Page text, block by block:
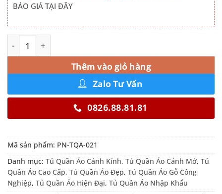
BÁO GIÁ TẠI ĐÂY
Tủ Quần Áo Hiện Đại Cao Cấp Đẹp PN-TQA-021 số lượng
Thêm vào giỏ hàng
Alternative:
Zalo Tư Vấn
0826.88.81.81
Mã sản phẩm: PN-TQA-021
Danh mục: Tủ Quần Áo Cánh Kính, Tủ Quần Áo Cánh Mở, Tủ
Quần Áo Cao Cấp, Tủ Quần Áo Đẹp, Tủ Quần Áo Gỗ Công
Nghiệp, Tủ Quần Áo Hiện Đại, Tủ Quần Áo Nhập Khẩu